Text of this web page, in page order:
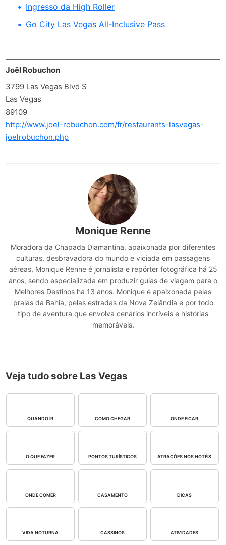
Ingresso da High Roller
Go City Las Vegas All-Inclusive Pass
Joël Robuchon
3799 Las Vegas Blvd S
Las Vegas
89109
http://www.joel-robuchon.com/fr/restaurants-lasvegas-
joelrobuchon.php
Monique Renne
Moradora da Chapada Diamantina, apaixonada por diferentes
culturas, desbravadora do mundo e viciada em passagens
aéreas, Monique Renne é jornalista e repórter fotográfica há 25
anos, sendo especializada em produzir guias de viagem para o
Melhores Destinos há 13 anos. Monique é apaixonada pelas
praias da Bahia, pelas estradas da Nova Zelândia e por todo
tipo de aventura que envolva cenários incríveis e histórias
memoráveis.
Veja tudo sobre Las Vegas
QUANDO IR COMO CHEGAR ONDE FICAR
O QUE FAZER PONTOS TURÍSTICOS ATRAÇÕES NOS HOTÉIS
ONDE COMER CASAMENTO DICAS
VIDA NOTURNA CASSINOS ATIVIDADES